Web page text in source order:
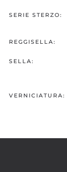
SERIE STERZO:
REGGISELLA:
SELLA:
VERNICIATURA: